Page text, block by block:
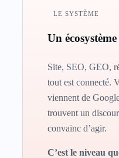
LE SYSTÈME
Un
Site, SEO, GEO,
tout est connecté.
viennent de
trouvent un
convainc d’agir.
C’est le niveau